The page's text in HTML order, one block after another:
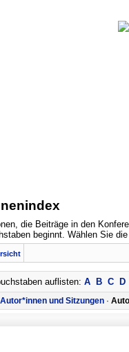
die Beiträge in den
beginnt. Wählen Sie
auflisten: A B C D
Autor*innen und Sitzungen ·